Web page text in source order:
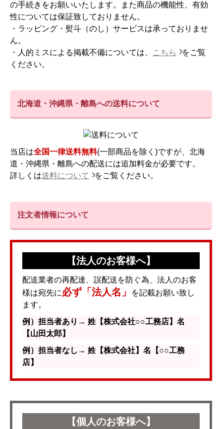
の手続きをお願いいたします。また商品の機能性、有効
性については保証致しておりません。
・ラッピング・熨斗（のし）サービスは承っておりませ
ん。
・人的ミスによる掲載不備については、
こちら
をご覧
ください。
北海道・沖縄県・離島への送料について
当店は全国一律送料無料(一部商品を除く)ですが、北海
道・沖縄県・離島への配送には追加料金が必要です。
詳しくは送料について をご覧ください。
注文者情報について
【法人のお客様へ】
配送業者の再配達、誤配送を防ぐ為、法人のお客
様は宛先に必ず「法人名」
を記載お願い致し
ます。
例）担当者あり→ 姓【株式会社○○工務店】名
【山田太郎】
例）担当者なし→ 姓【株式会社】名【○○工務
店】
【個人のお客様へ】